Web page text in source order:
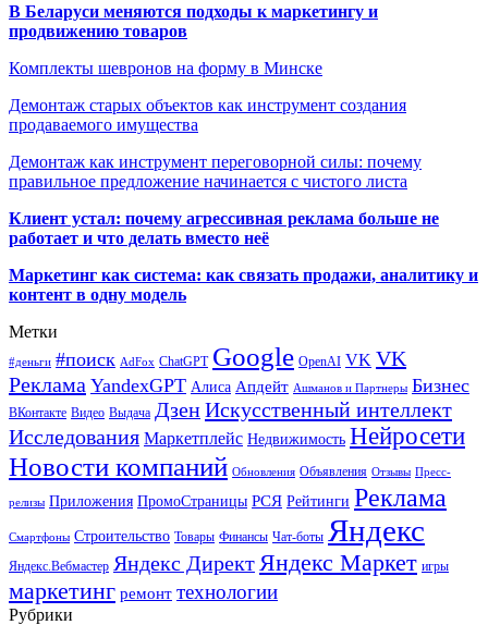
В Беларуси меняются подходы к маркетингу и
продвижению товаров
Комплекты шевронов на форму в Минске
Демонтаж старых объектов как инструмент создания
продаваемого имущества
Демонтаж как инструмент переговорной силы: почему
правильное предложение начинается с чистого листа
Клиент устал: почему агрессивная реклама больше не
работает и что делать вместо неё
Маркетинг как система: как связать продажи, аналитику и
контент в одну модель
Метки
#деньги #поиск AdFox ChatGPT Google OpenAI VK VK
Реклама YandexGPT Алиса Апдейт Ашманов и Партнеры Бизнес
ВКонтакте Видео Выдача ДзенИскусственный интеллект
Исследования Маркетплейс Недвижимость Нейросети
Новости компаний Обновления Объявления Отзывы Пресс-
релизы Приложения ПромоСтраницы РСЯ Рейтинги Реклама
Смартфоны Строительство Товары Финансы Чат-боты Яндекс
Яндекс.Вебмастер Яндекс Директ Яндекс Маркет игры
маркетинг ремонт технологии
Рубрики